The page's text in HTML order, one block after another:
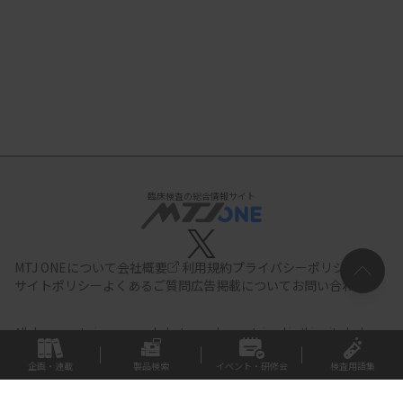
臨床検査の総合情報サイト
MTJ ONEについて会社概要 利用規約プライバシーポリシー
サイトポリシー よくあるご質問広告掲載について お問い合わせ
All documents,images and photographs contained in this site belong
to JIHO,Inc.
Use of these documents, images and photographs is
strictly prohibited.Copyright (C) JIHO,Inc.
企画・連載 製品検索 イベント・研修会 検査用語集